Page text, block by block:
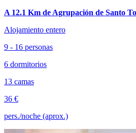
A 12.1 Km de Agrupación de Santo
Alojamiento entero
9 - 16 personas
6 dormitorios
13 camas
36 €
pers./noche (aprox.)